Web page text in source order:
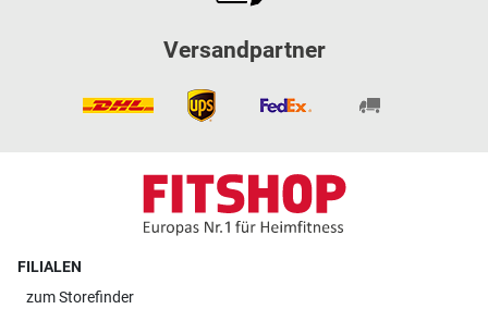
Versandpartner
FILIALEN
zumStorefinder